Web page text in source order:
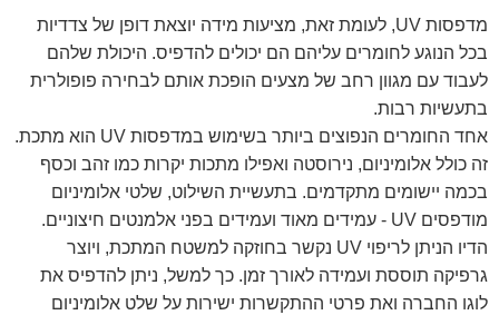
מדפסות UV, לעומת זאת, מציעות מידה יוצאת דופן של צדדיות
בכל הנוגע לחומרים עליהם הם יכולים להדפיס. היכולת שלהם
לעבוד עם מגוון רחב של מצעים הופכת אותם לבחירה פופולרית
בתעשיות רבות.
אחד החומרים הנפוצים ביותר בשימוש במדפסות UV הוא מתכת.
זה כולל אלומיניום, נירוסטה ואפילו מתכות יקרות כמו זהב וכסף
בכמה יישומים מתקדמים. בתעשיית השילוט, שלטי אלומיניום
מודפסים UV - עמידים מאוד ועמידים בפני אלמנטים חיצוניים.
הדיו הניתן לריפוי UV נקשר בחוזקה למשטח המתכת, ויוצר
גרפיקה תוססת ועמידה לאורך זמן. כך למשל, ניתן להדפיס את
לוגו החברה ואת פרטי ההתקשרות ישירות על שלט אלומיניום